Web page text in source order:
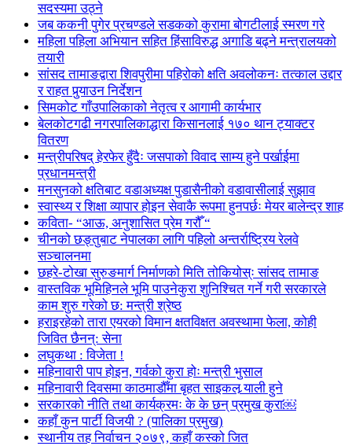
सदस्यमा उठ्ने
जब ककनी पुगेर प्रचण्डले सडकको कुरामा बोगटीलाई स्मरण गरे
महिला पहिला अभियान सहित हिंसाविरुद्ध अगाडि बढ्ने मन्त्रालयको
तयारी
सांसद तामाङद्वारा शिवपुरीमा पहिरोको क्षति अवलोकनः तत्काल उद्दार
र राहत पुर्‍याउन निर्देशन
सिमकोट गाँउपालिकाको नेतृत्व र आगामी कार्यभार
बेलकोटगढी नगरपालिकाद्धारा किसानलाई १७० थान ट्याक्टर
वितरण
मन्त्रीपरिषद् हेरफेर हुँदैः जसपाको विवाद साम्य हुने पर्खाईमा
प्रधानमन्त्री
मनसुनको क्षतिबाट वडाअध्यक्ष पुडासैनीको वडावासीलाई सुझाव
स्वास्थ्य र शिक्षा व्यापार होइन सेवाकै रूपमा हुनपर्छः मेयर बालेन्द्र शाह
कविता- “आऊ, अनुशासित प्रेम गरौँ “
चीनको छङ्तुबाट नेपालका लागि पहिलो अन्तर्राष्ट्रिय रेलवे
सञ्चालनमा
छहरे-टोखा सुरुङमार्ग निर्माणको मिति तोकियोस्ः सांसद तामाङ
वास्तविक भूमिहिनले भूमि पाउनेकुरा शुनिश्चित गर्ने गरी सरकारले
काम शुरु गरेको छ: मन्त्री श्रेष्ठ
हराइरहेको तारा एयरको विमान क्षतविक्षत अवस्थामा फेला, कोही
जिवित छैनन्: सेना
लघुकथा : विजेता !
महिनावारी पाप होइन, गर्वको कुरा होः मन्त्री भुसाल
महिनावारी दिवसमा काठमाडौँमा बृहत साइकल र्‍याली हुने
सरकारको नीति तथा कार्यक्रमः के के छन् प्रमुख कुरा￼
कहाँ कुन पार्टी विजयी ? (पालिका प्रमुख)
स्थानीय तह निर्वाचन २०७९, कहाँ कस्को जित